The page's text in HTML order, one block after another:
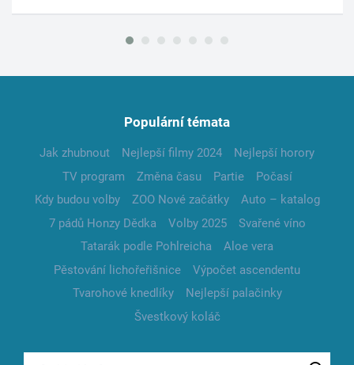
Populární témata
Jak zhubnout Nejlepší filmy 2024
Nejlepší horory
TV program
Změna času Partie
Počasí
Kdy budou volby
ZOO Nové začátky
Auto – katalog
7 pádů Honzy Dědka
Volby 2025
Svařené víno
Tatarák podle Pohlreicha
Aloe vera
Pěstování lichořeřišnice
Výpočet ascendentu
Tvarohové knedlíky
Nejlepší palačinky
Švestkový koláč